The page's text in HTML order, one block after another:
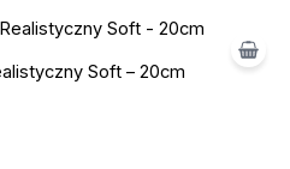
Soft – 20cm